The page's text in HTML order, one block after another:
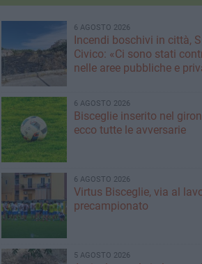
6 AGOSTO 2026
Incendi boschivi in città,
Civico: «Ci sono stati
nelle aree pubbliche e
6 AGOSTO 2026
Bisceglie inserito nel
ecco tutte le avversarie
6 AGOSTO 2026
Virtus Bisceglie, via al
precampionato
5 AGOSTO 2026